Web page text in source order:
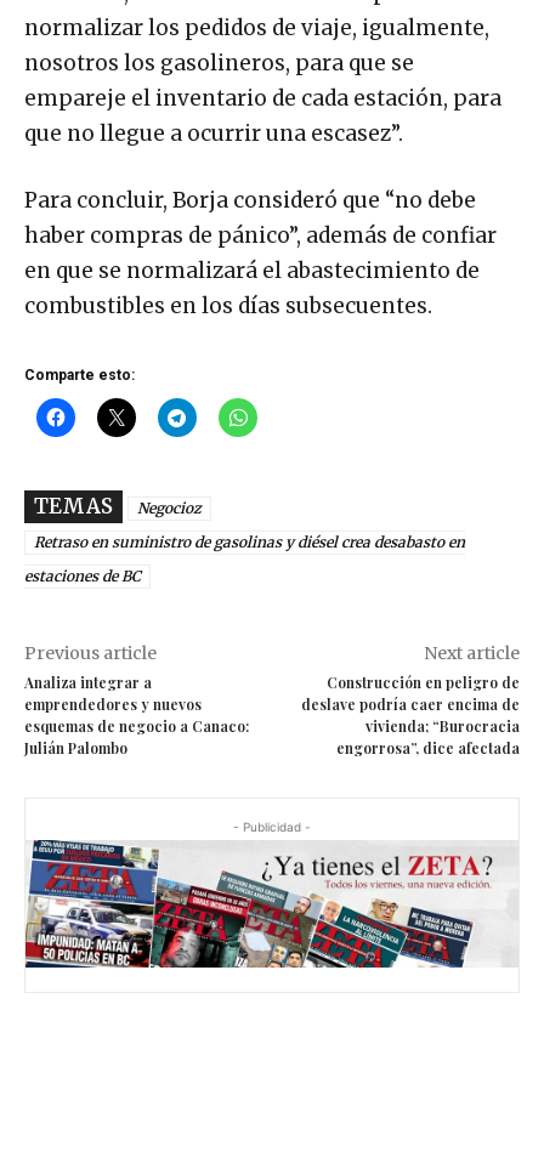
normalizar los pedidos de viaje, igualmente,
nosotros los gasolineros, para que se
empareje el inventario de cada estación, para
que no llegue a ocurrir una escasez”.
Para concluir, Borja consideró que “no debe
haber compras de pánico”, además de confiar
en que se normalizará el abastecimiento de
combustibles en los días subsecuentes.
Comparte esto:
TEMAS
Negocioz
Retraso en suministro de gasolinas y diésel crea desabasto en
estaciones de BC
Previous article
Analiza integrar a
emprendedores y nuevos
esquemas de negocio a Canaco:
Julián Palombo
Next article
Construcción en peligro de
deslave podría caer encima de
vivienda; “Burocracia
engorrosa”, dice afectada
- Publicidad -